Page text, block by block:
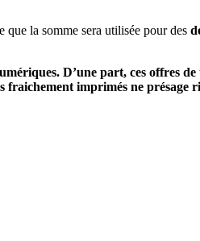
la somme sera utilisée pour des
D’une part, ces offres
fraichement imprimés ne présage